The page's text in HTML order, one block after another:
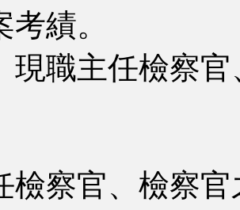
績。
主任檢察官
官、檢察官